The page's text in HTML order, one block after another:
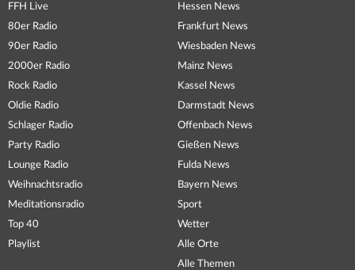
FFH Live
80er Radio
90er Radio
2000er Radio
Rock Radio
Oldie Radio
Schlager Radio
Party Radio
Lounge Radio
Weihnachtsradio
Meditationsradio
Top 40
Playlist
Hessen News
Frankfurt News
Wiesbaden News
Mainz News
Kassel News
Darmstadt News
Offenbach News
Gießen News
Fulda News
Bayern News
Sport
Wetter
Alle Orte
Alle Themen